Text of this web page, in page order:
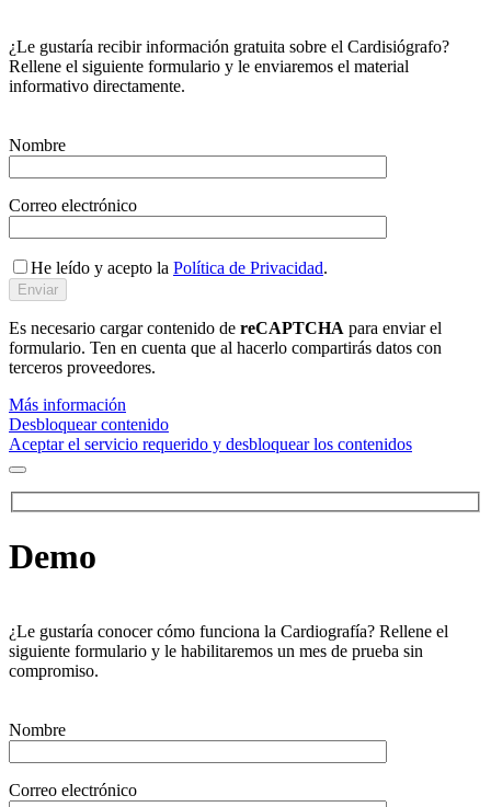
¿Le gustaría recibir información gratuita sobre el Cardisiógrafo?
Rellene el siguiente formulario y le enviaremos el material
informativo directamente.
Nombre
Correo electrónico
He leído y acepto la Política de Privacidad.
Es necesario cargar contenido de reCAPTCHA para enviar el
formulario. Ten en cuenta que al hacerlo compartirás datos con
terceros proveedores.
Más información
Desbloquear contenido
Aceptar el servicio requerido y desbloquear los contenidos
Demo
¿Le gustaría conocer cómo funciona la Cardiografía? Rellene el
siguiente formulario y le habilitaremos un mes de prueba sin
compromiso.
Nombre
Correo electrónico